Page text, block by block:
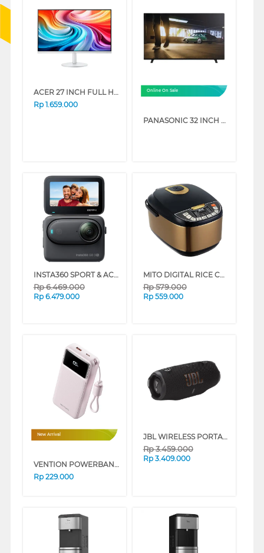
ACER 27 INCH FULL HD LED MONITOR SA273 G0 UM.HS3SN.101
Rp 1.659.000
Online On Sale
PANASONIC 32 INCH HD READY DIGITAL SMART TV TH32NS500G
INSTA360 SPORT & ACTION CAM GO 3S SERIES
Rp6.469.000
Rp 6.479.000
MITO DIGITAL RICE COOKER 2 L R5+-GOLDBLACK
Rp579.000
Rp 559.000
New Arrival
VENTION POWERBANK 20.000MAH XGYP0-40-TY
Rp 229.000
JBL WIRELESS PORTABLE SPEAKER CHARGE 6 SERIES
Rp3.459.000
Rp 3.409.000